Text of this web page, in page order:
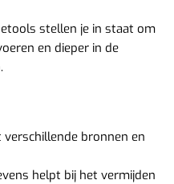
stellen je in staat om
en dieper in de
verschillende bronnen en
helpt bij het vermijden